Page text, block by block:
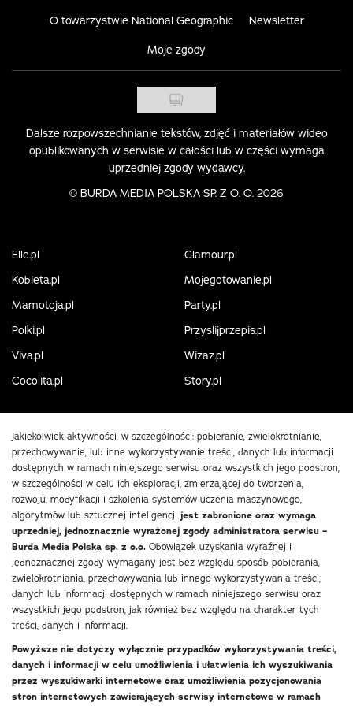
O towarzystwie National Geographic Newsletter
Moje zgody
Dalsze rozpowszechnianie tekstów, zdjęć i materiałów wideo
opublikowanych w serwisie w całości lub w części wymaga
uprzedniej zgody wydawcy.
© BURDA MEDIA POLSKA SP. Z O. O. 2026
Elle.pl
Glamour.pl
Kobieta.pl
Mojegotowanie.pl
Mamotoja.pl
Party.pl
Polki.pl
Przyslijprzepis.pl
Viva.pl
Wizaz.pl
Cocolita.pl
Story.pl
Jakiekolwiek aktywności, w szczególności: pobieranie, zwielokrotnianie,
przechowywanie, lub inne wykorzystywanie treści, danych lub informacji
dostępnych w ramach niniejszego serwisu oraz wszystkich jego podstron,
w szczególności w celu ich eksploracji, zmierzającej do tworzenia,
rozwoju, modyfikacji i szkolenia systemów uczenia maszynowego,
algorytmów lub sztucznej inteligencji jest zabronione oraz wymaga
uprzedniej, jednoznacznie wyrażonej zgody administratora serwisu –
Burda Media Polska sp. z o.o. Obowiązek uzyskania wyraźnej i
jednoznacznej zgody wymagany jest bez względu sposób pobierania,
zwielokrotniania, przechowywania lub innego wykorzystywania treści,
danych lub informacji dostępnych w ramach niniejszego serwisu oraz
wszystkich jego podstron, jak również bez względu na charakter tych
treści, danych i informacji.
Powyższe nie dotyczy wyłącznie przypadków wykorzystywania treści,
danych i informacji w celu umożliwienia i ułatwienia ich wyszukiwania
przez wyszukiwarki internetowe oraz umożliwienia pozycjonowania
stron internetowych zawierających serwisy internetowe w ramach